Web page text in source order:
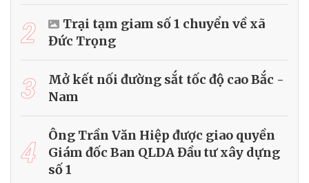
2
Trại tạm giam số 1 chuyển về xã
Đức Trọng
3
Mở kết nối đường sắt tốc độ cao Bắc -
Nam
4
Ông Trần Văn Hiệp được giao quyền
Giám đốc Ban QLDA Đầu tư xây dựng
số 1